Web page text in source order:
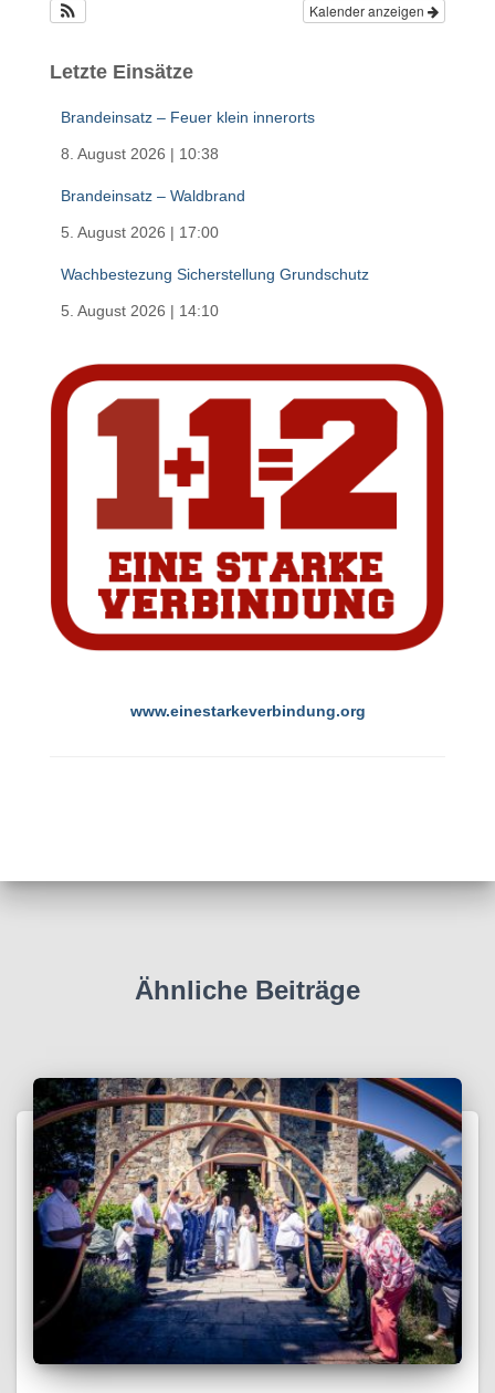
Kalender anzeigen
Letzte Einsätze
Brandeinsatz – Feuer klein innerorts
8. August 2026 | 10:38
Brandeinsatz – Waldbrand
5. August 2026 | 17:00
Wachbestezung Sicherstellung Grundschutz
5. August 2026 | 14:10
www.einestarkeverbindung.org
Ähnliche Beiträge